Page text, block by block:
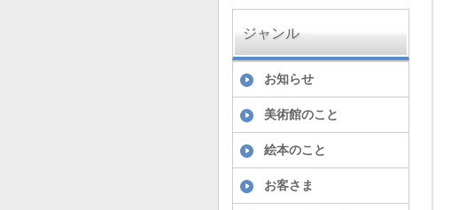
ジャンル
お知らせ
美術館のこと
絵本のこと
お客さま